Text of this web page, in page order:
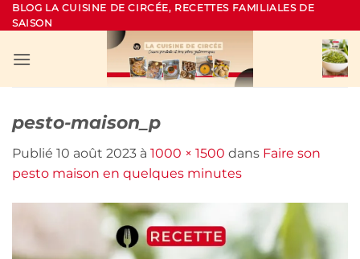
Passer
au
BLOG LA CUISINE DE CIRCÉE, RECETTES FAMILIALES DE
SAISON
pesto-maison_p
Publié 10 août 2023 à 1000 × 1500 dans Faire son
pesto maison en quelques minutes